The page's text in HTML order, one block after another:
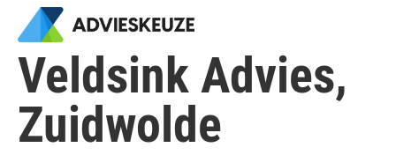
Veldsink Advies,
Zuidwolde